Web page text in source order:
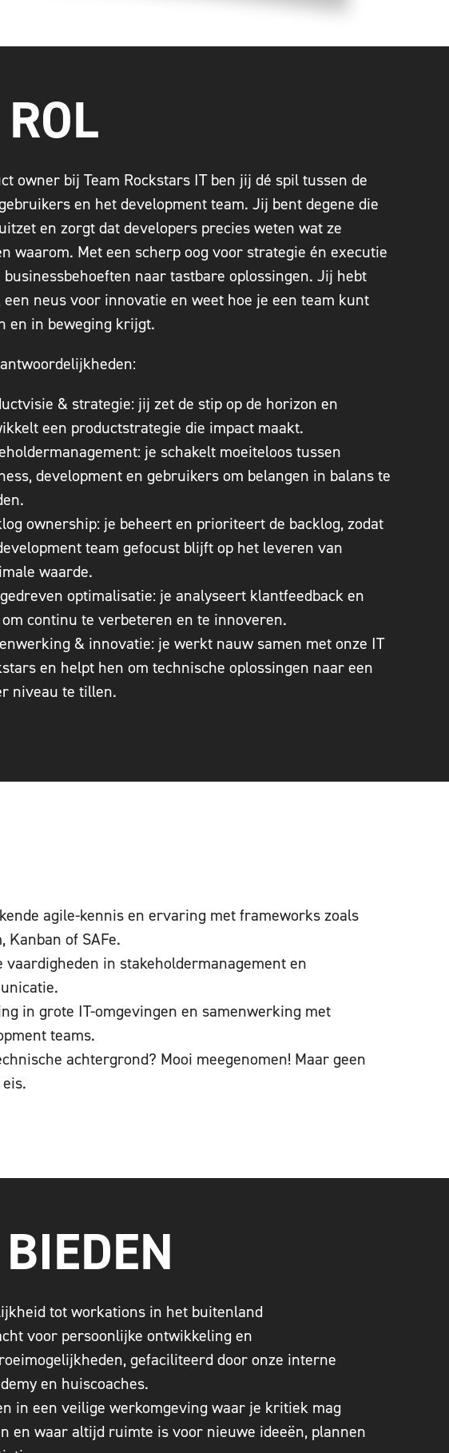
owner bij Team Rockstars IT ben jij dé spil tussen de
en het development team. Jij bent degene die
en zorgt dat developers precies weten wat ze
waarom. Met een scherp oog voor strategie én executie
naar tastbare oplossingen. Jij hebt
een neus voor innovatie en weet hoe je een team kunt
en in beweging krijgt.
& strategie: jij zet de stip op de horizon en
een productstrategie die impact maakt.
je schakelt moeiteloos tussen
development en gebruikers om belangen in balans te
ownership: je beheert en prioriteert de backlog, zodat
team gefocust blijft op het leveren van
waarde.
optimalisatie: je analyseert klantfeedback en
continu te verbeteren en te innoveren.
& innovatie: je werkt nauw samen met onze IT
en helpt hen om technische oplossingen naar een
niveau te tillen.
agile-kennis en ervaring met frameworks zoals
Kanban of SAFe.
vaardigheden in stakeholdermanagement en
in grote IT-omgevingen en samenwerking met
teams.
achtergrond? Mooi meegenomen! Maar geen
tot workations in het buitenland
voor persoonlijke ontwikkeling en
gefaciliteerd door onze interne
en huiscoaches.
in een veilige werkomgeving waar je kritiek mag
en waar altijd ruimte is voor nieuwe ideeën, plannen